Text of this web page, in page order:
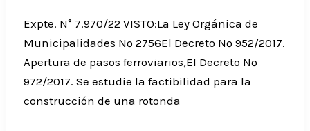
Expte. N° 7.970/22 VISTO:La Ley Orgánica de
Municipalidades Nº 2756El Decreto Nº 952/2017.
Apertura de pasos ferroviarios,El Decreto Nº
972/2017. Se estudie la factibilidad para la
construcción de una rotonda